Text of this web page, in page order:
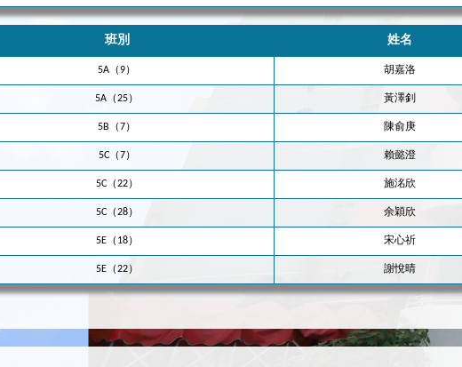
班別 姓名
5A（9） 胡嘉洛
5A（25） 黃澤釗
5B（7） 陳俞庚
5C（7） 賴懿澄
5C（22） 施洺欣
5C（28） 余穎欣
5E（18） 宋心祈
5E（22） 謝悅晴